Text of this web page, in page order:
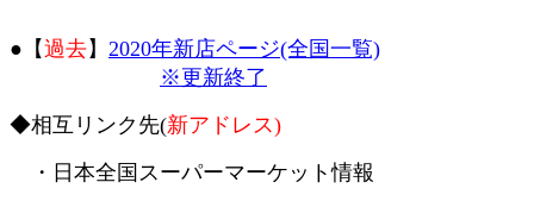
●【過去】 2020年新店ページ(全国一覧)
※更新終了
◆相互リンク先(新アドレス)
・日本全国スーパーマーケット情報